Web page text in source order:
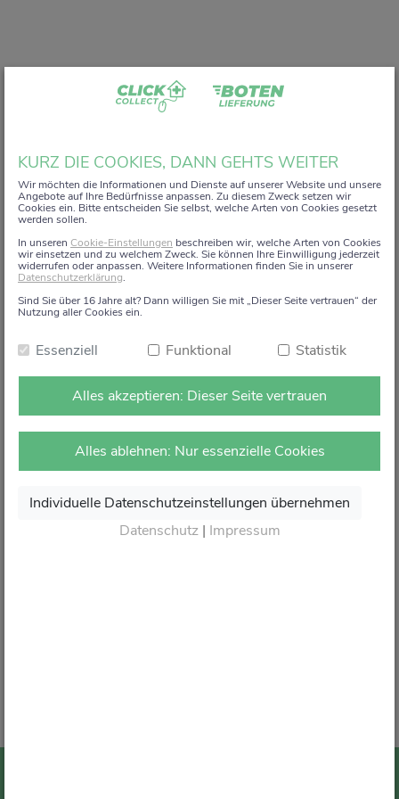
Liebe Kundin, lieber Kunde,
vielen Dank, dass Sie unser digitalesZACK+DA!
Aktionsregal genutzt haben.
Wir haben uns sehr gefreut, Sie auf diesem Weg begleiten
zu dürfen.
Dieses Angebot wird zum 15. Januar 2026 eingestellt.
Ab dem 16. Januar 2026 stehen die Online-
nicht mehr zur Verfügung.
Natürlich sind wir weiterhin persönlich für Sie da. Direkt
vor Ort in Ihrer Apotheke.
attraktive Angebote und den besten Service rund um Ihre
Danke für Ihr Vertrauen.
KURZ DIE COOKIES, DANN GEHTS WEITER
Wir möchten die Informationen und Dienste auf unserer Website und unsere
Angebote auf Ihre Bedürfnisse anpassen. Zu diesem Zweck setzen wir
Cookies ein. Bitte entscheiden Sie selbst, welche Arten von Cookies gesetzt
werden sollen.
In unseren Cookie-Einstellungen beschreiben wir, welche Arten von Cookies
wir einsetzen und zu welchem Zweck. Sie können Ihre Einwilligung jederzeit
widerrufen oder anpassen. Weitere Informationen finden Sie in unserer
Datenschutzerklärung.
Sind Sie über 16 Jahre alt? Dann willigen Sie mit „Dieser Seite vertrauen“ der
Nutzung aller Cookies ein.
Essenziell Funktional Statistik
Alles akzeptieren: Dieser Seite vertrauen
Alles ablehnen: Nur essenzielle Cookies
Individuelle Datenschutzeinstellungen übernehmen
Datenschutz| Impressum